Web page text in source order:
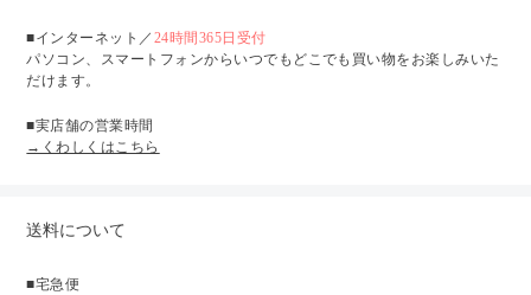
■インターネット／ 24時間365日受付
パソコン、スマートフォンからいつでもどこでも買い物をお楽しみいた
だけます。
■実店舗の営業時間
→くわしくはこちら
送料について
■宅急便